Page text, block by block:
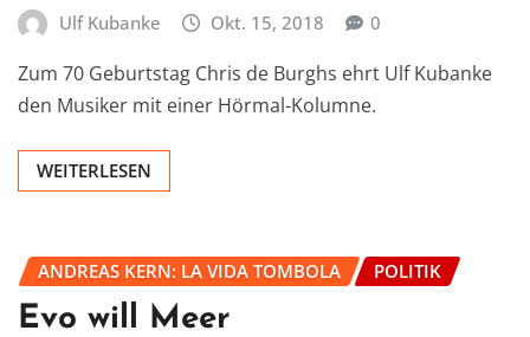
Ulf Kubanke Okt. 15, 2018 0
Zum 70 Geburtstag Chris de Burghs ehrt Ulf Kubanke
den Musiker mit einer Hörmal-Kolumne.
WEITERLESEN
ANDREAS KERN: LA VIDA TOMBOLA POLITIK
Evo will Meer